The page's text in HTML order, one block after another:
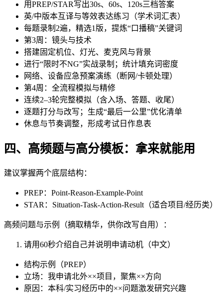
用PREP/STAR写出30s、60s、120s三档答案
英/中版本互译与等效表达练习（学术词汇表）
每题录制2遍，精选1版，提炼“口播稿”关键词
第3周：镜头与技术
搭建固定机位、灯光、麦克风与背景
进行“限时不NG”实战录制；统计填充词密度
网络、设备应急预案演练（断网/卡顿处理）
第4周：全流程模拟与精修
连续2–3轮完整模拟（含入场、答题、收尾）
逐题打分与改写；生成“最后一公里”优化清单
休息与节奏调整，形成考试日作息表
四、高频题与高分模板：拿来就能用
建议掌握两个底层结构：
PREP：Point-Reason-Example-Point
STAR：Situation-Task-Action-Result（适合项目/经历类）
高频问题与示例（摘取精华，供你改写自用）：
请用60秒介绍自己并说明申请动机（中文）
结构示例（PREP）
立场：我申请北外××项目，聚焦××方向
原因：本科/实习经历中的××问题激发研究兴趣